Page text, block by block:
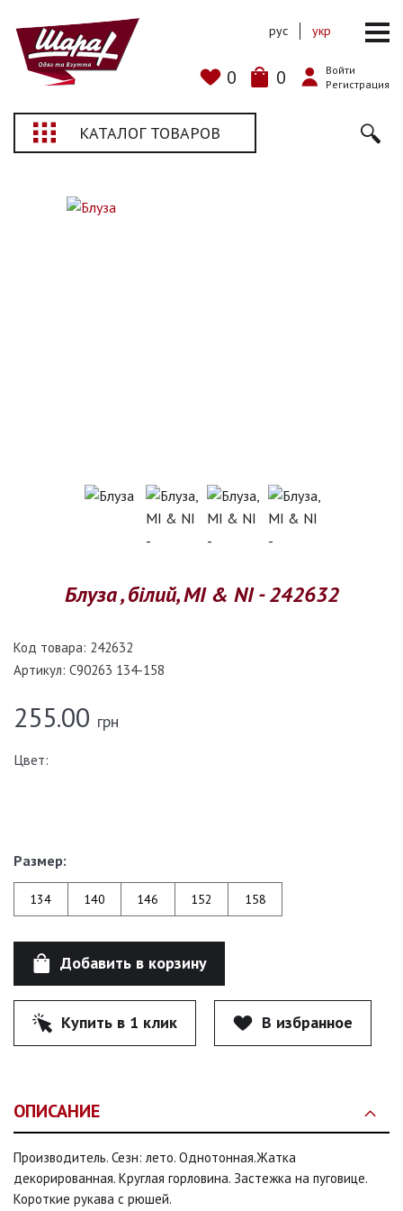
0 0
Войти
Регистрация
рус укр
КАТАЛОГ ТОВАРОВ
Блуза , білий, MI & NI - 242632
Код товара: 242632
Артикул: C90263 134-158
255.00 грн
Цвет:
Размер:
134 140 146 152 158
Добавить в корзину
Купить в 1 клик В избранное
ОПИСАНИЕ
Производитель. Сезн: лето. Однотонная.Жатка
декорированная. Круглая горловина. Застежка на пуговице.
Короткие рукава с рюшей.